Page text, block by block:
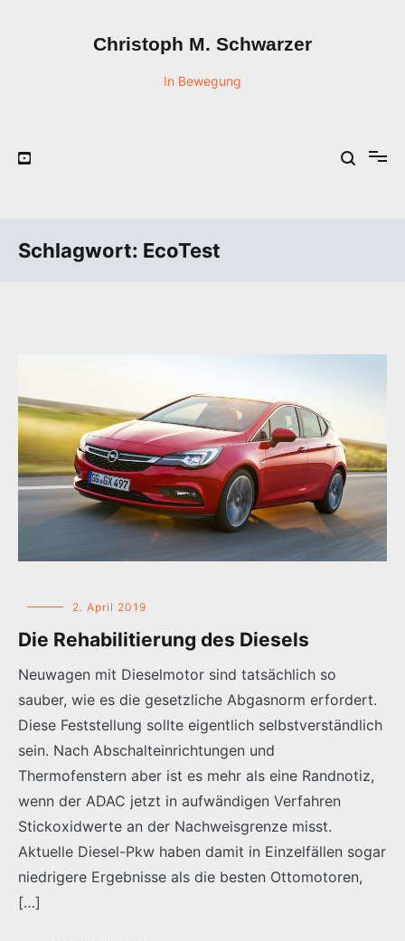
Christoph M. Schwarzer
In Bewegung
Schlagwort: EcoTest
2. April 2019
Die Rehabilitierung des Diesels
Neuwagen mit Dieselmotor sind tatsächlich so
sauber, wie es die gesetzliche Abgasnorm erfordert.
Diese Feststellung sollte eigentlich selbstverständlich
sein. Nach Abschalteinrichtungen und
Thermofenstern aber ist es mehr als eine Randnotiz,
wenn der ADAC jetzt in aufwändigen Verfahren
Stickoxidwerte an der Nachweisgrenze misst.
Aktuelle Diesel-Pkw haben damit in Einzelfällen sogar
niedrigere Ergebnisse als die besten Ottomotoren,
[…]